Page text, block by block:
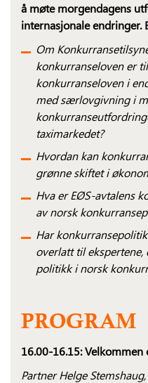
å møte morgendagens
internasjonale endringer.
Om
konkurranseloven er
konkurranseloven i
med særlovgivning i
taximarkedet?
Hvordan kan
grønne skiftet i
Hva er EØS-avtalens
av norsk
Har
overlatt til
politikk i norsk
PROGRAM
16.00-16.15:Velkommen
Partner Helge